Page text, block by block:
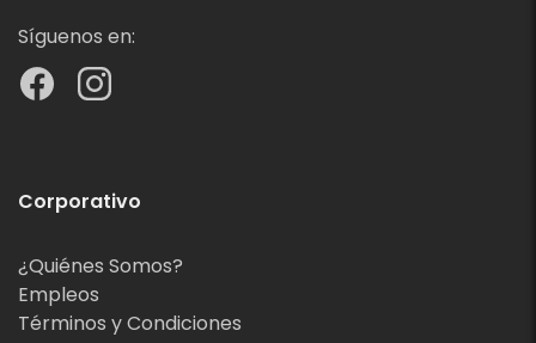
Síguenos en:
Corporativo
¿Quiénes Somos?
Empleos
Términos y Condiciones